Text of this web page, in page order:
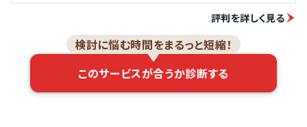
評判を詳しく見る
検討に悩む時間をまるっと短縮！
このサービスが合うか診断する